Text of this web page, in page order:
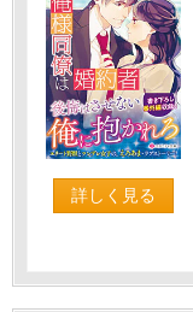
詳しく見る